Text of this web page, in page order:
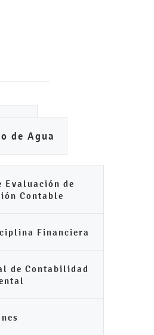
de Agua
Evaluación de
Contable
Financiera
de Contabilidad